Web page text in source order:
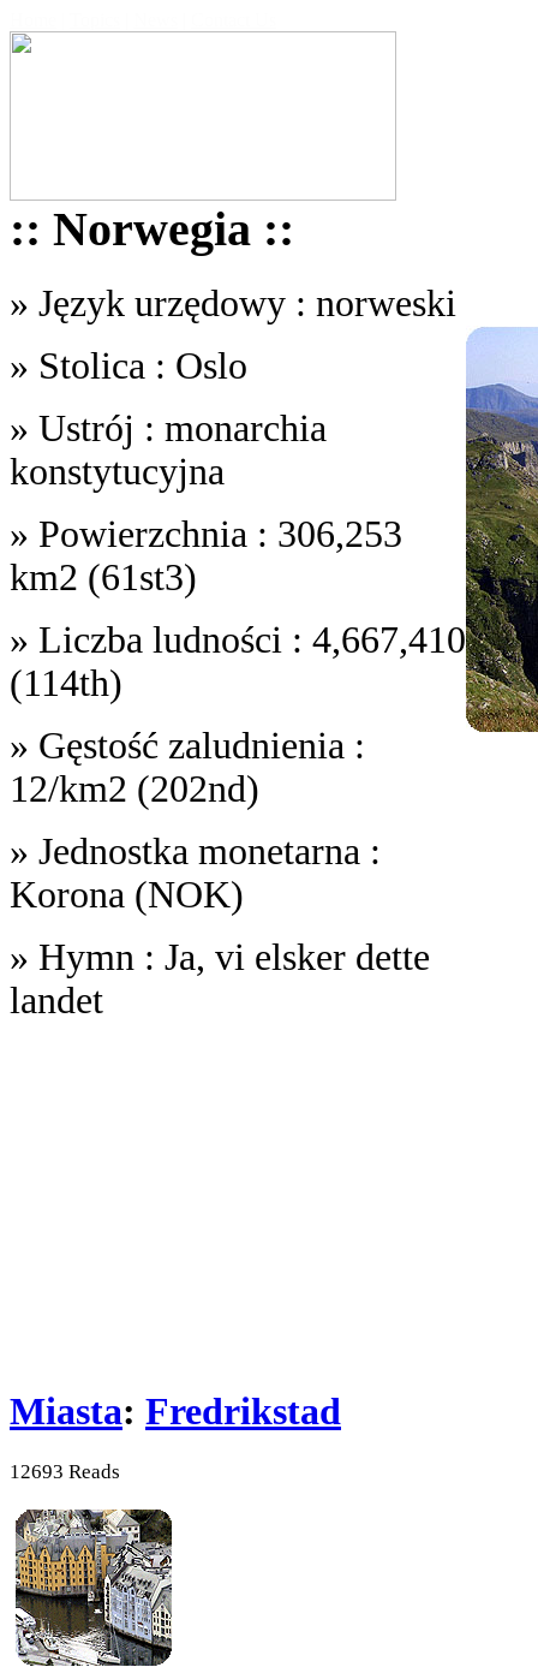
:: Norwegia ::
» Język urzędowy : norweski
» Stolica : Oslo
» Ustrój : monarchia
konstytucyjna
» Powierzchnia : 306,253
km2 (61st3)
» Liczba ludności : 4,667,410
(114th)
» Gęstość zaludnienia :
12/km2 (202nd)
» Jednostka monetarna :
Korona (NOK)
» Hymn : Ja, vi elsker dette
landet
Miasta: Fredrikstad
12693 Reads